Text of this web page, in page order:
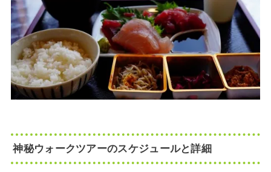
神秘ウォークツアーのスケジュールと詳細